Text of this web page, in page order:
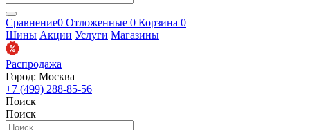
Сравнение0 Отложенные 0 Корзина 0
Шины Акции Услуги Магазины
Распродажа
Город: Москва
+7 (499) 288-85-56
Поиск
Поиск